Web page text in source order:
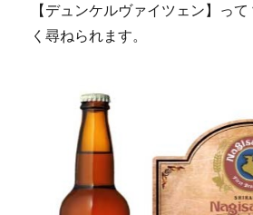
【デュンケルヴァイツェン】っ
く尋ねられます。